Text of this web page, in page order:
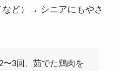
など）→ シニアにもやさ
〜3回、茹でた鶏肉を